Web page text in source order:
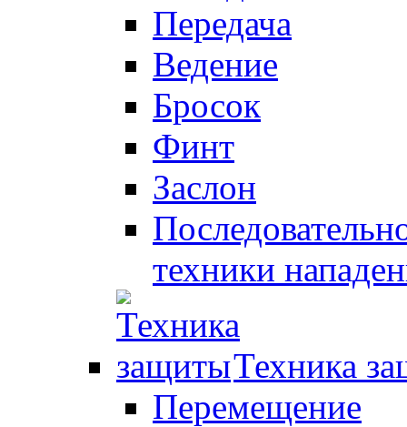
Передача
Ведение
Бросок
Финт
Заслон
техники
Техника
Перемещение